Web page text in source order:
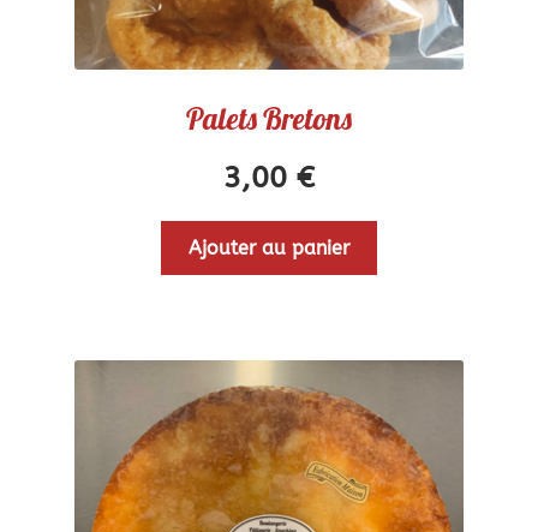
Palets Bretons
3,00 €
Ajouter au panier